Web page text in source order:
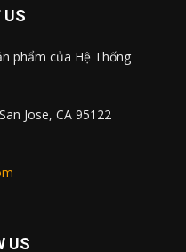
US
phẩm của Hệ Thống
Jose, CA 95122
US